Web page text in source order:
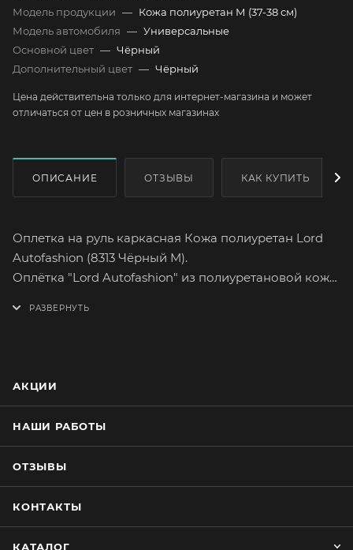
Модель продукции — Кожа полиуретан М (37-38 см)
Модель автомобиля — Универсальные
Основной цвет — Чёрный
Дополнительный цвет — Чёрный
Цена действительна только для интернет-магазина и может
отличаться от цен в розничных магазинах
ОПИСАНИЕ ОТЗЫВЫ КАК КУПИТЬ
Оплетка на руль каркасная Кожа полиуретан Lord
Autofashion (8313 Чёрный М).
Оплётка "Lord Autofashion" из полиуретановой кожи
Полиуретановая кожа имеет множество вариантов
оригинального материала руля.
форму. Форму оплётки, на протяжении всего срока
каркас, который предотвращает её
АКЦИИ
НАШИ РАБОТЫ
ОТЗЫВЫ
КОНТАКТЫ
КАТАЛОГ